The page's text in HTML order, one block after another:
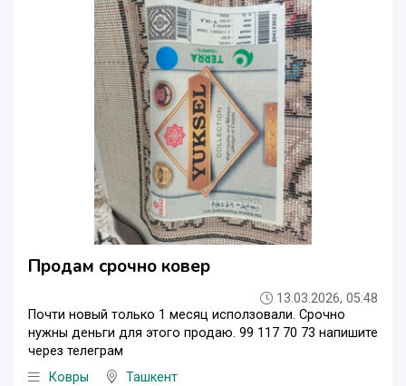
Продам срочно ковер
13.03.2026, 05:48
Почти новый только 1 месяц исползовали. Срочно
нужны деньги для этого продаю. 99 117 70 73 напишите
через телеграм
Ковры
Ташкент